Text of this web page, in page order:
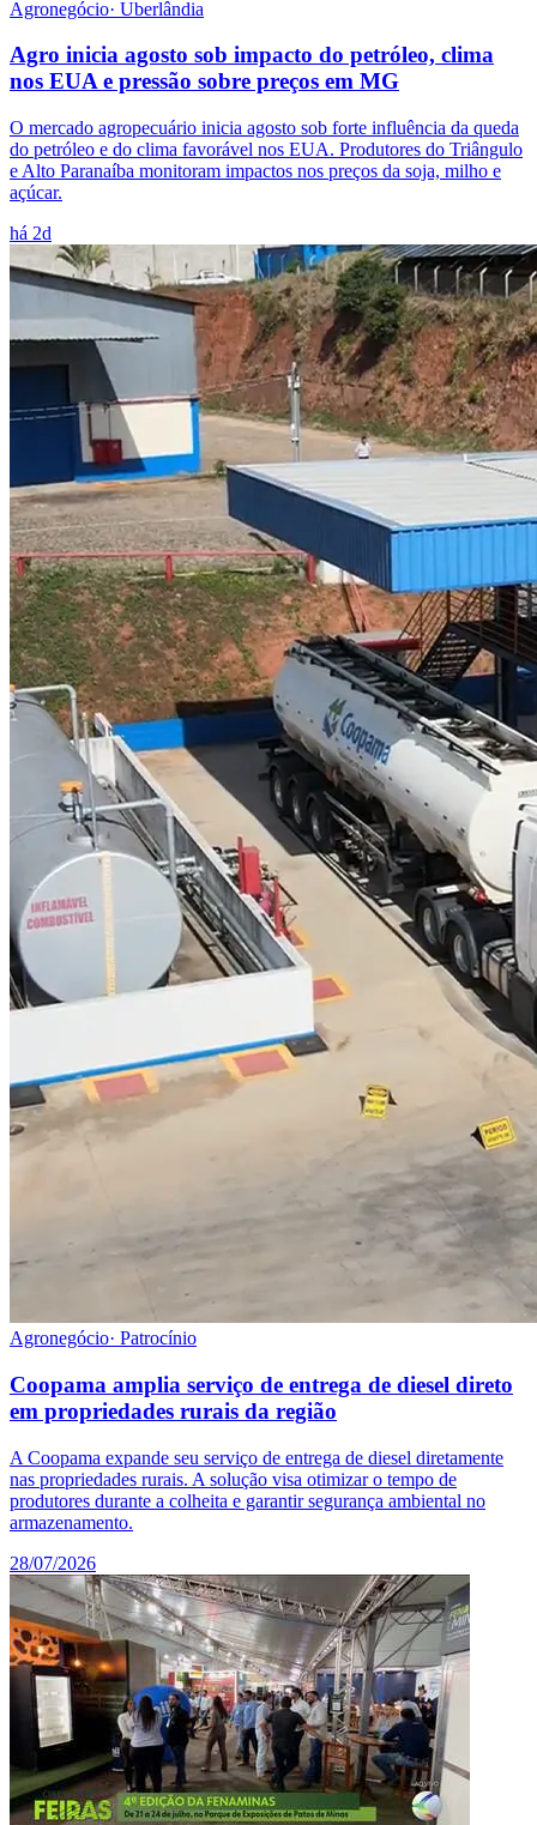
Agronegócio· Uberlândia
Agro inicia agosto sob impacto do petróleo, clima
nos EUA e pressão sobre preços em MG
O mercado agropecuário inicia agosto sob forte influência da queda
do petróleo e do clima favorável nos EUA. Produtores do Triângulo
e Alto Paranaíba monitoram impactos nos preços da soja, milho e
açúcar.
há 2d
Agronegócio· Patrocínio
Coopama amplia serviço de entrega de diesel direto
em propriedades rurais da região
A Coopama expande seu serviço de entrega de diesel diretamente
nas propriedades rurais. A solução visa otimizar o tempo de
produtores durante a colheita e garantir segurança ambiental no
armazenamento.
28/07/2026